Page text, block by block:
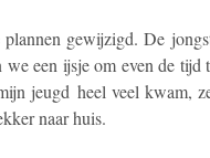
gewijzigd. De
een ijsje om even de
jeugd heel veel kwam,
naar huis.